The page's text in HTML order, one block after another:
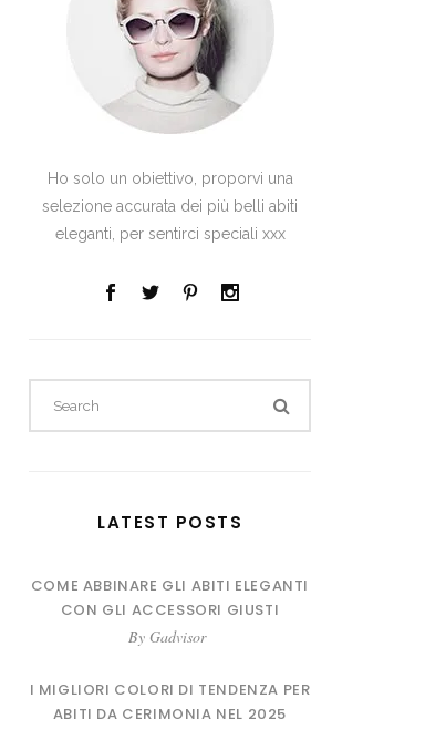
Ho solo un obiettivo, proporvi una
selezione accurata dei più belli abiti
eleganti, per sentirci speciali xxx
LATEST POSTS
COME ABBINARE GLI ABITI ELEGANTI
CON GLI ACCESSORI GIUSTI
By Gadvisor
I MIGLIORI COLORI DI TENDENZA PER
ABITI DA CERIMONIA NEL 2025